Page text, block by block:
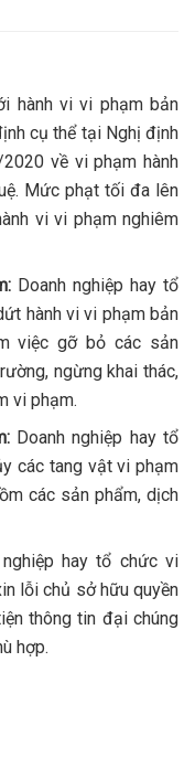
hành vi vi phạm bản
cụ thể tại Nghị định
về vi phạm hành
Mức phạt tối đa lên
vi vi phạm nghiêm
Doanh nghiệp hay tổ
hành vi vi phạm bản
việc gỡ bỏ các sản
ngừng khai thác,
vi phạm.
Doanh nghiệp hay tổ
các tang vật vi phạm
các sản phẩm, dịch
nghiệp hay tổ chức vi
lỗi chủ sở hữu quyền
thông tin đại chúng
hợp.